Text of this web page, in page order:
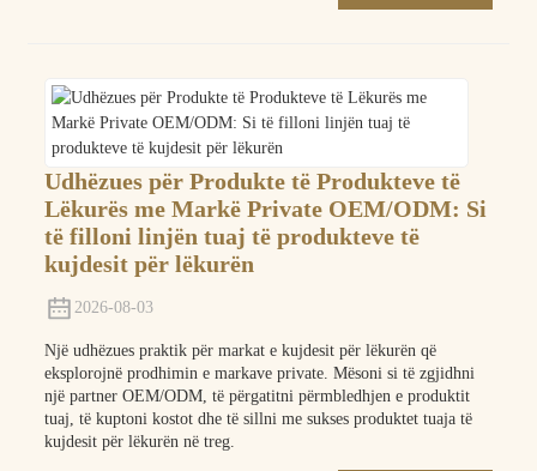
Udhëzues për Produkte të Produkteve të
Lëkurës me Markë Private OEM/ODM: Si
të filloni linjën tuaj të produkteve të
kujdesit për lëkurën
2026-08-03
Një udhëzues praktik për markat e kujdesit për lëkurën që
eksplorojnë prodhimin e markave private. Mësoni si të zgjidhni
një partner OEM/ODM, të përgatitni përmbledhjen e produktit
tuaj, të kuptoni kostot dhe të sillni me sukses produktet tuaja të
kujdesit për lëkurën në treg.